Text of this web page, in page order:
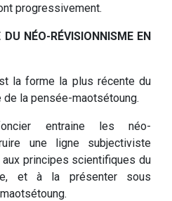
progressivement.
NÉO-RÉVISIONNISME EN
la forme la plus récente du
de la pensée-maotsétoung.
entraine les néo-
une ligne subjectiviste
principes scientifiques du
et à la présenter sous